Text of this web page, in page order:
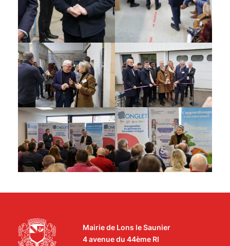
Mairie de Lons le Saunier
4 avenue du 44ème RI